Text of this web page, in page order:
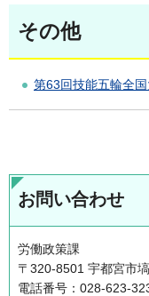
その他
第63回技能五輪全
お問い合わせ
労働政策課
〒320-8501 宇都宮市
電話番号：028-623-